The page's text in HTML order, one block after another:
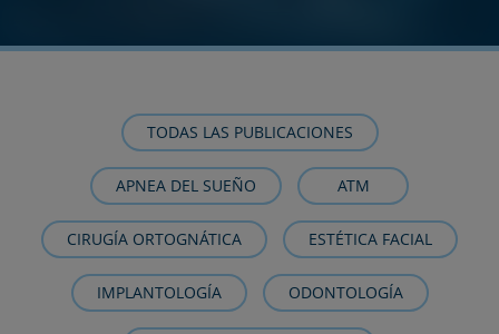
TODAS LAS PUBLICACIONES
APNEA DEL SUEÑO ATM
CIRUGÍA ORTOGNÁTICA ESTÉTICA FACIAL
IMPLANTOLOGÍA ODONTOLOGÍA